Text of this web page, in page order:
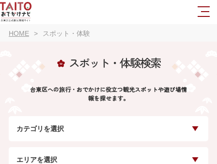
HOME スポット・体験
スポット・体験検索
台東区への旅行・おでかけに役立つ観光スポットや遊び場情
報を探せます。
カテゴリを選択
エリアを選択